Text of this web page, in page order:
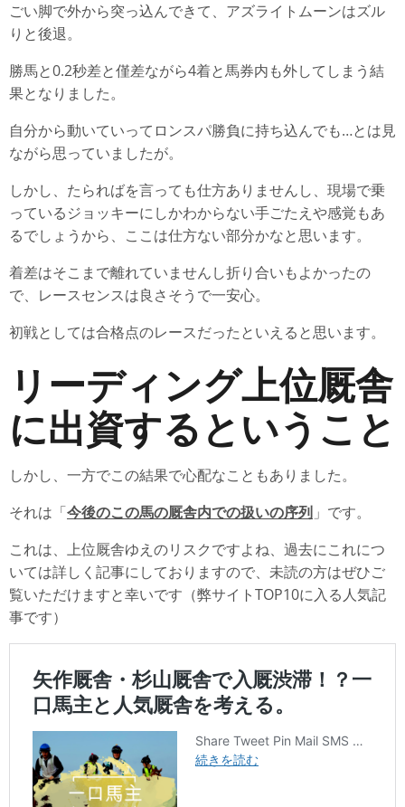
ごい脚で外から突っ込んできて、アズライトムーンはズル
りと後退。
勝馬と0.2秒差と僅差ながら4着と馬券内も外してしまう結
果となりました。
自分から動いていってロンスパ勝負に持ち込んでも…とは見
ながら思っていましたが。
しかし、たらればを言っても仕方ありませんし、現場で乗
っているジョッキーにしかわからない手ごたえや感覚もあ
るでしょうから、ここは仕方ない部分かなと思います。
着差はそこまで離れていませんし折り合いもよかったの
で、レースセンスは良さそうで一安心。
初戦としては合格点のレースだったといえると思います。
リーディング上位厩舎
に出資するということ
しかし、一方でこの結果で心配なこともありました。
それは「今後のこの馬の厩舎内での扱いの序列 」です。
これは、上位厩舎ゆえのリスクですよね、過去にこれにつ
いては詳しく記事にしておりますので、未読の方はぜひご
覧いただけますと幸いです（弊サイトTOP10に入る人気記
事です）